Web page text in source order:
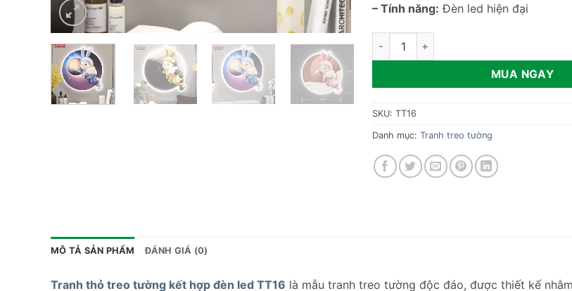
– Tính năng: Đèn led hiện đại
Tranh thỏ treo tường kết hợp đèn led
MUA NGAY
SKU: TT16
Danh mục: Tranh treo tường
MÔ TẢ SẢN PHẨM ĐÁNH GIÁ (0)
Tranh thỏ treo tường kết hợp đèn led TT16 là mẫu tranh treo tường độc đáo, được thiết kế